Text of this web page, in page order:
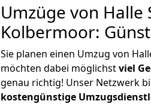
Umzüge von Halle
Kolbermoor:
Sie planen einen Umzug von
möchten dabei möglichstviel
genau richtig! Unser Netzwerk
kostengünstige